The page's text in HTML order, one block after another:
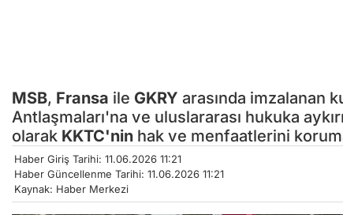
MSB, Fransa ile GKRY arasında imzalanan
Antlaşmaları'na ve uluslararası hukuka
olarak KKTC'nin hak ve menfaatlerini
Haber Giriş Tarihi: 11.06.2026 11:21
Haber Güncellenme Tarihi: 11.06.2026 11:21
Kaynak: Haber Merkezi